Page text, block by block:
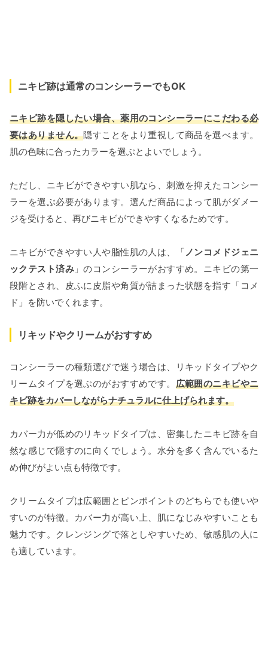
ニキビ跡は通常のコンシーラーでもOK
ニキビ跡を隠したい場合、薬用のコンシーラーにこだわる必
要はありません。隠すことをより重視して商品を選べます。
肌の色味に合ったカラーを選ぶとよいでしょう。
ただし、ニキビができやすい肌なら、刺激を抑えたコンシー
ラーを選ぶ必要があります。選んだ商品によって肌がダメー
ジを受けると、再びニキビができやすくなるためです。
ニキビができやすい人や脂性肌の人は、「ノンコメドジェニ
ックテスト済み」のコンシーラーがおすすめ。ニキビの第一
段階とされ、皮ふに皮脂や角質が詰まった状態を指す「コメ
ド」を防いでくれます。
リキッドやクリームがおすすめ
コンシーラーの種類選びで迷う場合は、リキッドタイプやク
リームタイプを選ぶのがおすすめです。 広範囲のニキビやニ
キビ跡をカバーしながらナチュラルに仕上げられます。
カバー力が低めのリキッドタイプは、密集したニキビ跡を自
然な感じで隠すのに向くでしょう。水分を多く含んでいるた
め伸びがよい点も特徴です。
クリームタイプは広範囲とピンポイントのどちらでも使いや
すいのが特徴。カバー力が高い上、肌になじみやすいことも
魅力です。クレンジングで落としやすいため、敏感肌の人に
も適しています。